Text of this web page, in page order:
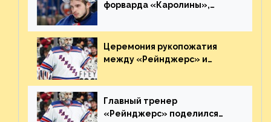
форварда «Каролины»,
пятаке. Видео
Церемония рукопожатия
между «Рейнджерс» и
матча плей-офф. Видео
Главный тренер
«Рейнджерс» поделился